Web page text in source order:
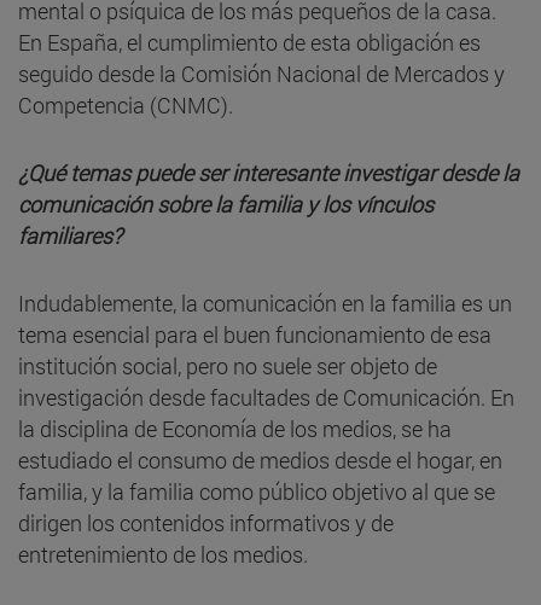
mental o psíquica de los más pequeños de la casa.
En España, el cumplimiento de esta obligación es
seguido desde la Comisión Nacional de Mercados y
Competencia (CNMC).
¿Qué temas puede ser interesante investigar desde la
comunicación sobre la familia y los vínculos
familiares?
Indudablemente, la comunicación en la familia es un
tema esencial para el buen funcionamiento de esa
institución social, pero no suele ser objeto de
investigación desde facultades de Comunicación. En
la disciplina de Economía de los medios, se ha
estudiado el consumo de medios desde el hogar, en
familia, y la familia como público objetivo al que se
dirigen los contenidos informativos y de
entretenimiento de los medios.